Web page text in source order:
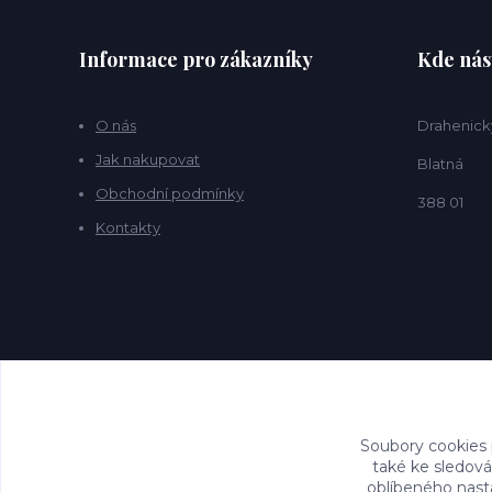
Informace pro zákazníky
O nás
Jak nakupovat
Obchodní podmínky
Kontakty
Kde
Blatná
388 01
Soubory
také ke
oblíbeného